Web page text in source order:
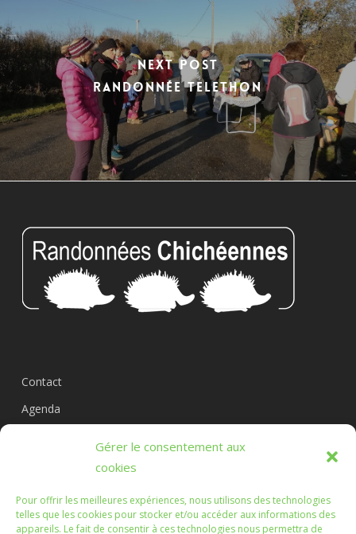
Gérer le consentement aux
cookies
Pour offrir les meilleures expériences, nous utilisons des technologies
telles que les cookies pour stocker et/ou accéder aux informations des
appareils. Le fait de consentir à ces technologies nous permettra de
Next Post
Randonnée TELETHON
Contact
Agenda